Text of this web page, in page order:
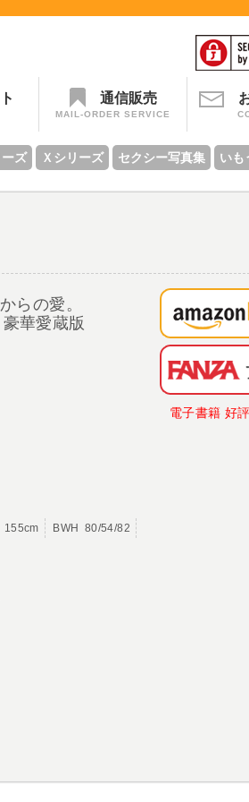
通信販売
MAIL-ORDER SERVICE
いも
セクシー写真集
Ｘシリーズ
ズ
電子書籍 好
らの愛。
華愛蔵版
155cm BWH 80/54/82